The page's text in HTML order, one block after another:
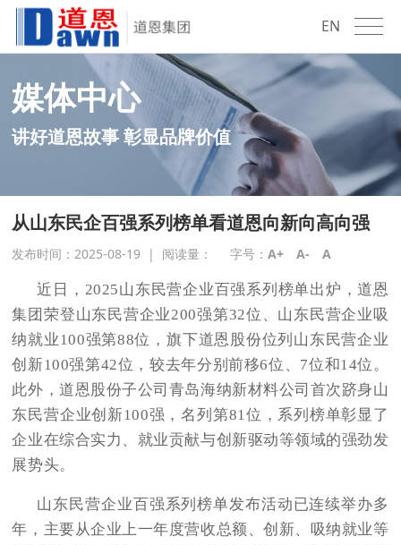
EN
媒体中心
讲好道恩故事 彰显品牌价值
从山东民企百强系列榜单看道恩向新向高向强
发布时间：2025-08-19 | 阅读量： 字号：A+ A- A
近日， 2025山东民营企业百强系列榜单出炉，道恩
集团荣登山东民营企业200强第32位、山东民营企业吸
纳就业100强第88位，旗下道恩股份位列山东民营企业
创新100强第42位，较去年分别前移6位、7位和14位。
此外，道恩股份子公司青岛海纳新材料公司首次跻身山
东民营企业创新100强，名列第81位，系列榜单彰显了
企业在综合实力、就业贡献与创新驱动等领域的强劲发
展势头。
山东民营企业百强系列榜单发布活动已连续举办多
年，主要从企业上一年度营收总额、创新、吸纳就业等